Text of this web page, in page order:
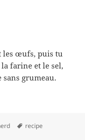
les œufs, puis tu
farine et le sel,
sans grumeau.
Tags
recipe
évolue